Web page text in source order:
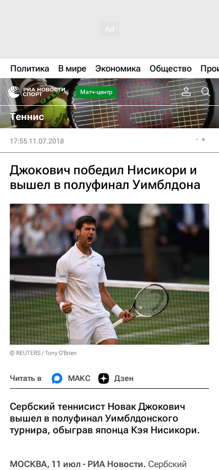
Политика В мире Экономика Общество
Матч-центр
Теннис
17:55 11.07.2018
Джокович победил Нисикори и
вышел в полуфинал Уимблдона
© REUTERS / Tony O'Brien
Читать в МАКС Дзен
Сербский теннисист Новак Джокович
вышел в полуфинал Уимблдонского
турнира, обыграв японца Кэя Нисикори.
МОСКВА, 11 июл - РИА Новости. Сербский